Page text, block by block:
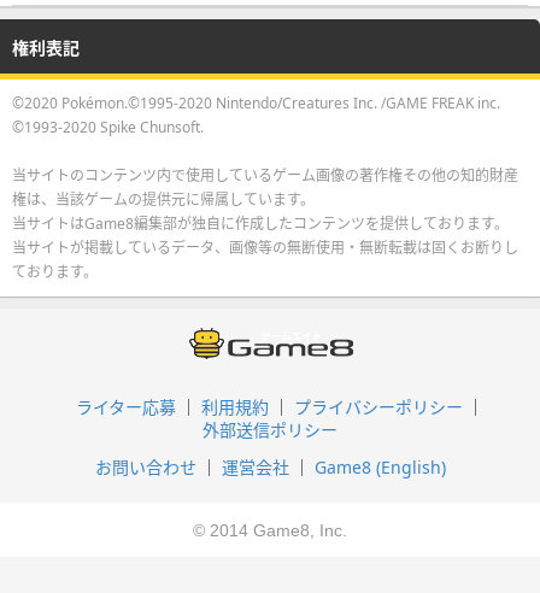
権利表記
©2020 Pokémon.©1995-2020 Nintendo/Creatures Inc. /GAME FREAK inc.
©1993-2020 Spike Chunsoft.
当サイトのコンテンツ内で使用しているゲーム画像の著作権その他の知的財産
権は、当該ゲームの提供元に帰属しています。
当サイトはGame8編集部が独自に作成したコンテンツを提供しております。
当サイトが掲載しているデータ、画像等の無断使用・無断転載は固くお断りし
ております。
ライター応募 利用規約
プライバシーポリシー
外部送信ポリシー
お問い合わせ
運営会社 Game8 (English)
© 2014 Game8, Inc.